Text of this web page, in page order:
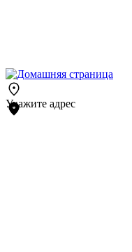
Укажите адрес